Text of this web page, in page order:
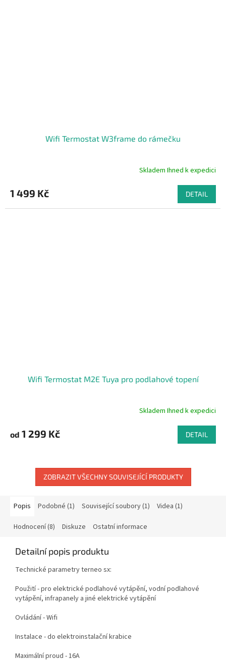
Wifi Termostat W3frame do rámečku
produktu
je
5,0
Skladem Ihned k expedici
1 499 Kč DETAIL
Wifi Termostat M2E Tuya pro podlahové topení
produktu
je
Skladem Ihned k expedici
od 1 299 Kč DETAIL
ZOBRAZIT VŠECHNY SOUVISEJÍCÍ PRODUKTY
Popis Podobné (1) Související soubory (1) Videa (1)
Hodnocení (8) Diskuze Ostatní informace
Detailní popis produktu
Technické parametry terneo sx:
Použití - pro elektrické podlahové vytápění, vodní podlahové
vytápění, infrapanely a jiné elektrické vytápění
Ovládání - Wifi
Instalace - do elektroinstalační krabice
Maximální proud - 16A